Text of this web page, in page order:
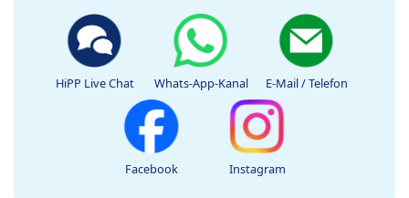
HiPP Live Chat Whats-App-Kanal E-Mail / Telefon
Facebook Instagram